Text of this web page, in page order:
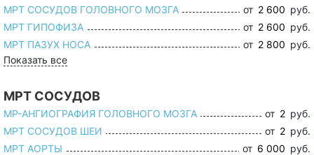
МРТ СОСУДОВ ГОЛОВНОГО МОЗГА
от 2 600 руб.
МРТ ГИПОФИЗА
от 2 600 руб.
МРТ ПАЗУХ НОСА
от 2 800 руб.
Показать все
МРТ СОСУДОВ
МР-АНГИОГРАФИЯ ГОЛОВНОГО МОЗГА от 2 руб.
МРТ СОСУДОВ ШЕИ
от 2 руб.
МРТ АОРТЫ
от 6 000 руб.